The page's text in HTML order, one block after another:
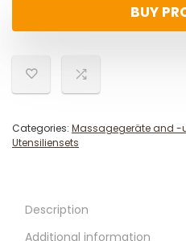
BUY
Categories: Massagegeräte and -
Utensiliensets
Description
Additional information